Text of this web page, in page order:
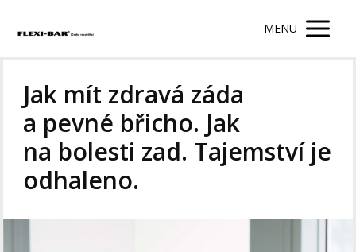
MENU
Jak mít zdravá záda
a pevné břicho. Jak
na bolesti zad. Tajemství je
odhaleno.